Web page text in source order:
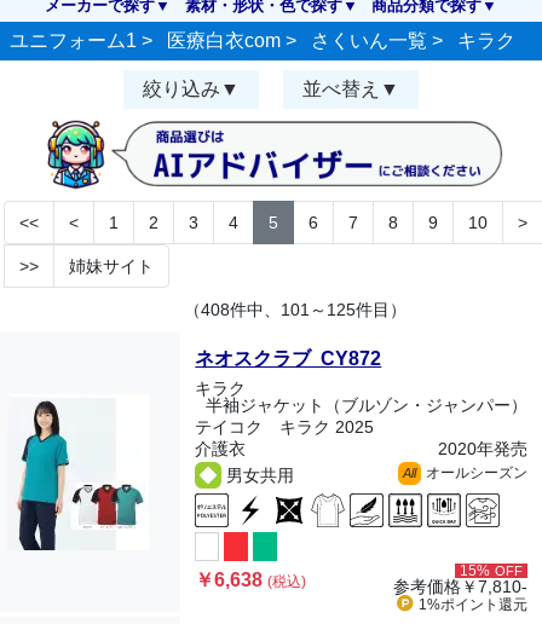
メーカーで探す 素材・形状・色で探す 商品分類で探す
ユニフォーム1 > 医療白衣com > さくいん一覧 > キラク
絞り込み 並べ替え
<< < 1 2 3 4 5 6 7 8 9 10 >
>> 姉妹サイト
（408件中、101～125件目）
ネオスクラブ CY872
キラク
半袖ジャケット（ブルゾン・ジャンパー）
テイコク キラク 2025
介護衣
2020年発売
男女共用
All オールシーズン
￥6,638(税込)
15% OFF
参考価格￥7,810-
1%ポイント 還元